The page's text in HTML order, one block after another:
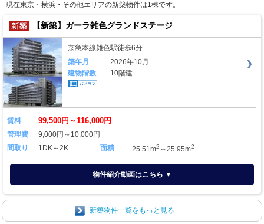
現在東京・横浜・その他エリアの新築物件は1棟です。
【新築】ガーラ雑色グランドステージ
京急本線雑色駅徒歩6分
築年月
2026年10月
建物階数
10階建
賃料 99,500円～116,000円
管理費
9,000円～10,000円
間取り
1DK～2K 面積 25.51m2 ～25.95m2
物件紹介動画はこちら ▼
新築物件一覧をもっと見る